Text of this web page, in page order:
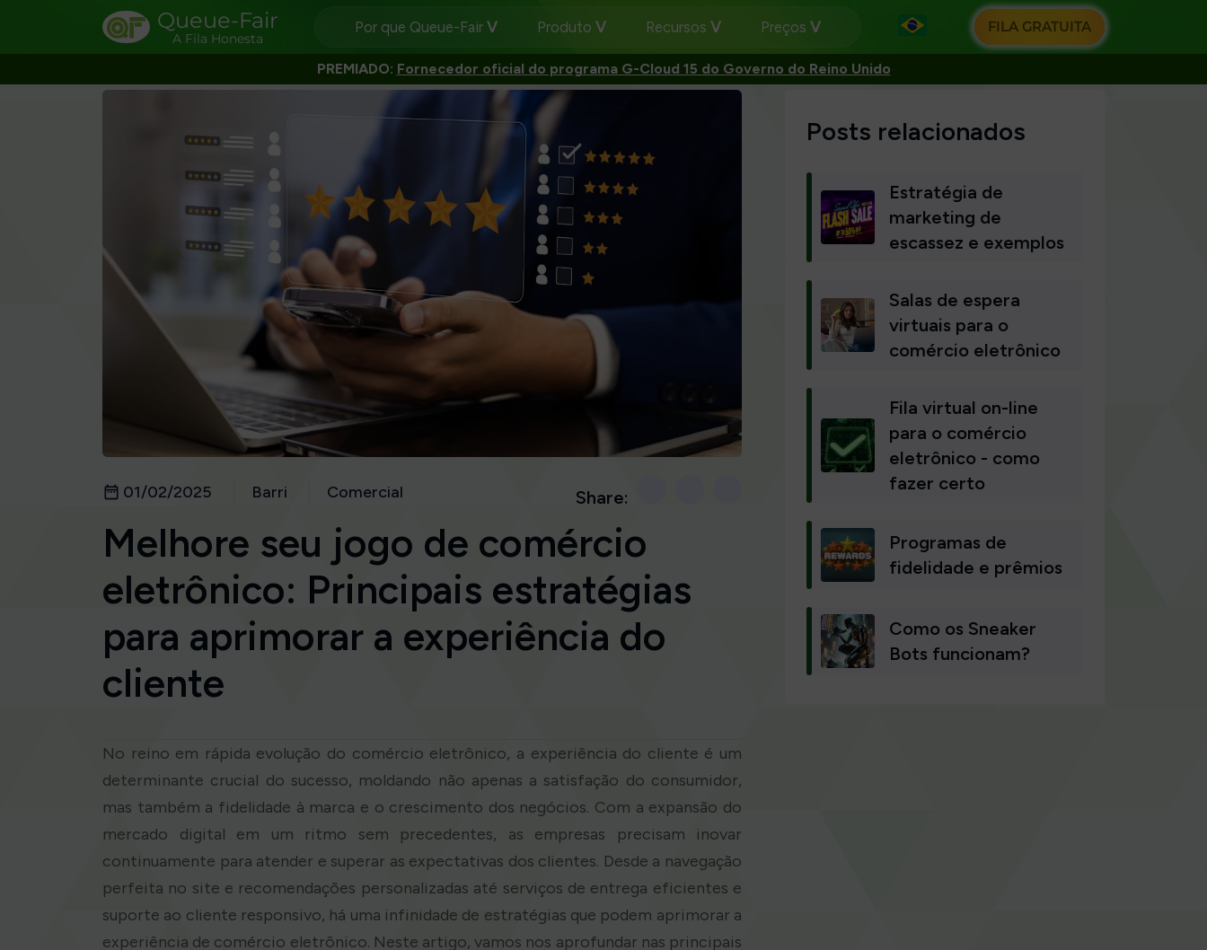
Queue-Fair
A Fila Honesta
Por que Queue-Fair Produto Recursos Preços FILA GRATUITA
PREMIADO: Fornecedor oficial do programa G-Cloud 15 do Governo do Reino Unido
01/02/2025 Barri Comercial Share:
Melhore seu jogo de comércio
eletrônico: Principais estratégias
para aprimorar a experiência do
cliente
No reino em rápida evolução do comércio eletrônico, a experiência do cliente é um
determinante crucial do sucesso, moldando não apenas a satisfação do consumidor,
mas também a fidelidade à marca e o crescimento dos negócios. Com a expansão do
mercado digital em um ritmo sem precedentes, as empresas precisam inovar
continuamente para atender e superar as expectativas dos clientes. Desde a navegação
perfeita no site e recomendações personalizadas até serviços de entrega eficientes e
suporte ao cliente responsivo, há uma infinidade de estratégias que podem aprimorar a
experiência de comércio eletrônico. Neste artigo, vamos nos aprofundar nas principais
Posts relacionados
Estratégia de
marketing de
escassez e exemplos
Salas de espera
virtuais para o
comércio eletrônico
Fila virtual on-line
para o comércio
eletrônico - como
fazer certo
Programas de
fidelidade e prêmios
Como os Sneaker
Bots funcionam?